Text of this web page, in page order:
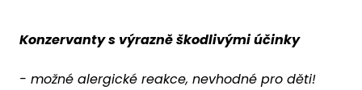
Konzervanty s výrazně škodlivými účinky
- možné alergické reakce, nevhodné pro děti!